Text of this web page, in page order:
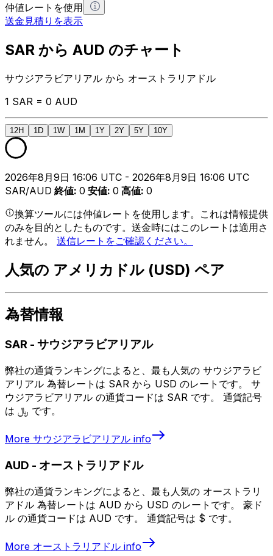
仲値レートを使用
送金見積りを表示
SAR から AUD のチャート
サウジアラビアリアル から オーストラリアドル
1 SAR = 0 AUD
12H 1D 1W 1M 1Y 2Y 5Y 10Y
2026年8月9日 16:06 UTC - 2026年8月9日 16:06 UTC
SAR/AUD 終値: 0 安値: 0 高値: 0
換算ツールには仲値レートを使用します。これは情報提供
のみを目的としたものです。送金時にはこのレートは適用さ
れません。 送信レートをご確認ください。
人気の アメリカドル (USD) ペア
為替情報
SAR - サウジアラビアリアル
弊社の通貨ランキングによると、最も人気の サウジアラビ
アリアル 為替レートは SAR から USD のレートです。 サ
ウジアラビアリアル の通貨コードは SAR です。 通貨記号
は ﷼ です。
More サウジアラビアリアル info
AUD - オーストラリアドル
弊社の通貨ランキングによると、最も人気の オーストラリ
アドル 為替レートは AUD から USD のレートです。 豪ド
ル の通貨コードは AUD です。 通貨記号は $ です。
More オーストラリアドル info